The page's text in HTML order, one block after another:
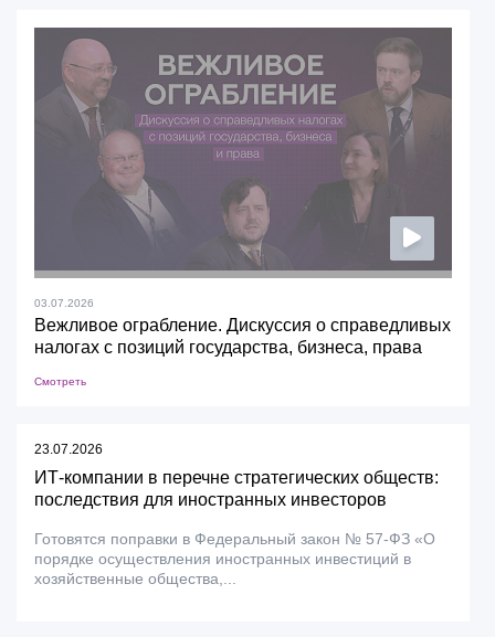
03.07.2026
Вежливое ограбление. Дискуссия о справедливых
налогах с позиций государства, бизнеса, права
Смотреть
23.07.2026
ИТ-компании в перечне стратегических обществ:
последствия для иностранных инвесторов
Готовятся поправки в Федеральный закон № 57-ФЗ «О
порядке осуществления иностранных инвестиций в
хозяйственные общества,...